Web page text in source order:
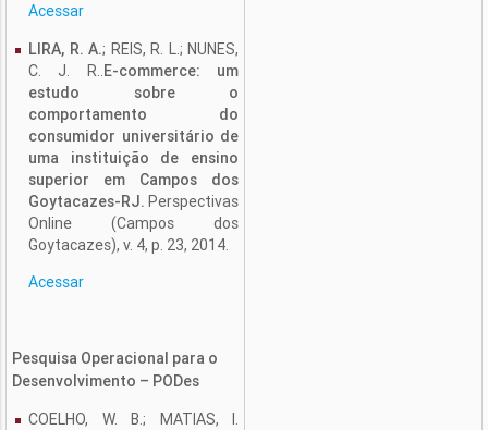
Acessar
LIRA, R. A.; REIS, R. L.; NUNES,
C. J. R..E-commerce: um
estudo sobre o
comportamento do
consumidor universitário de
uma instituição de ensino
superior em Campos dos
Goytacazes-RJ. Perspectivas
Online (Campos dos
Goytacazes), v. 4, p. 23, 2014.
Acessar
Pesquisa Operacional para o
Desenvolvimento – PODes
COELHO, W. B.; MATIAS, I.